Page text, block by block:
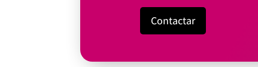
Contactar